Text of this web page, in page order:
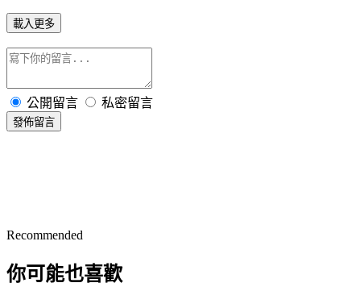
載入更多
公開留言 私密留言
發佈留言
Recommended
你可能也喜歡